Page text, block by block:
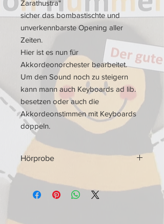
Zarathustra"
sicher das bombastischte und
unverkennbarste Opening aller
Zeiten.
Hier ist es nun für
Akkordeonorchester bearbeitet.
Um den Sound noch zu steigern
kann mann auch Keyboards ad lib.
besetzen oder auch die
Akkordeonstimmen mit Keyboards
doppeln.
Hörprobe
Hörprobe